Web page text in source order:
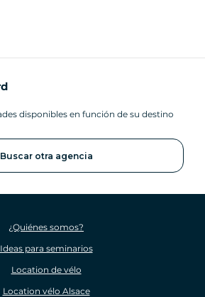
disponibles en función de su destino
Buscar otra agencia
¿Quiénes somos?
Ideas para seminarios
Location de vélo
Location vélo Alsace